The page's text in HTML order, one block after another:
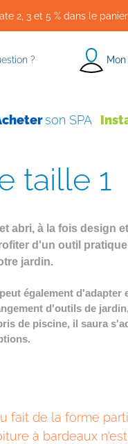
2, 3 et 5 % dans le
?
son SPA
taille 1
abri, à la fois design
d'un outil
jardin.
également d'adapter
d'outils de
de piscine, il saura
fait de la forme
à bardeaux